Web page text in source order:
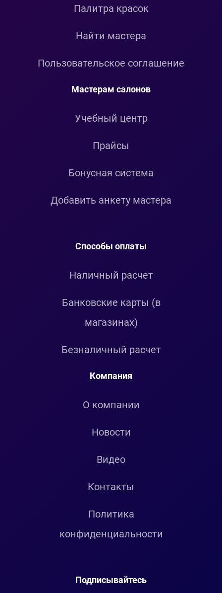
Палитра красок
Найти мастера
Пользовательское соглашение
Мастерам салонов
Учебный центр
Прайсы
Бонусная система
Добавить анкету мастера
Способы оплаты
Наличный расчет
Банковские карты (в
магазинах)
Безналичный расчет
Компания
О компании
Новости
Видео
Контакты
Политика
конфиденциальности
Подписывайтесь